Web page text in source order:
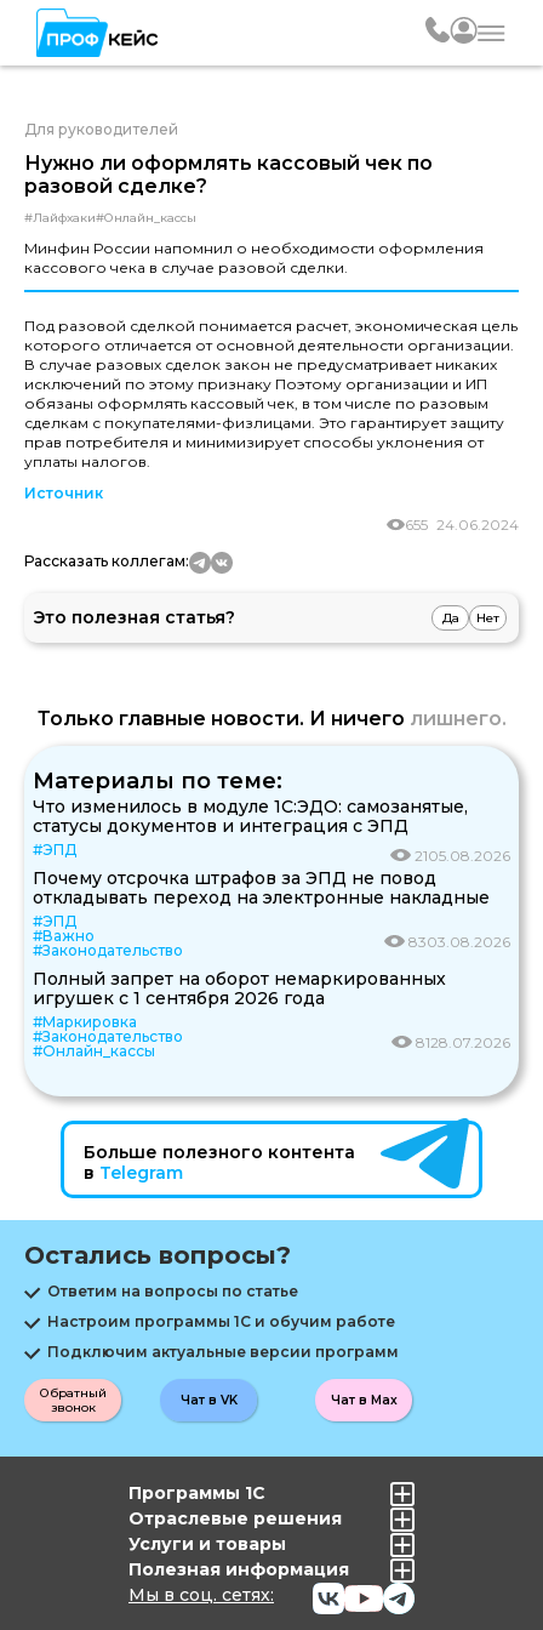
Для руководителей
Нужно ли оформлять кассовый чек по
разовой сделке?
#Лайфхаки#Онлайн_кассы
Минфин России напомнил о необходимости оформления
кассового чека в случае разовой сделки.
Под разовой сделкой понимается расчет, экономическая цель
которого отличается от основной деятельности организации.
В случае разовых сделок закон не предусматривает никаких
исключений по этому признаку Поэтому организации и ИП
обязаны оформлять кассовый чек, в том числе по разовым
сделкам с покупателями-физлицами. Это гарантирует защиту
прав потребителя и минимизирует способы уклонения от
уплаты налогов.
Источник
24.06.2024
655
Рассказать коллегам:
Это полезная статья? Да Нет
Только главные новости. И ничего лишнего.
Материалы по теме:
Что изменилось в модуле 1С:ЭДО: самозанятые,
статусы документов и интеграция с ЭПД
#ЭПД 2105.08.2026
Почему отсрочка штрафов за ЭПД не повод
откладывать переход на электронные накладные
#ЭПД
#Важно
#Законодательство
8303.08.2026
Полный запрет на оборот немаркированных
игрушек с 1 сентября 2026 года
#Маркировка
#Законодательство
#Онлайн_кассы
8128.07.2026
Больше полезного контента
в Telegram
Остались вопросы?
Ответим на вопросы по статье
Настроим программы 1С и обучим работе
Подключим актуальные версии программ
Обратный
звонок
Чат в Max
Чат в VK
Мы в соц. сетях:
Программы 1С
Отраслевые решения
Услуги и товары
Полезная информация